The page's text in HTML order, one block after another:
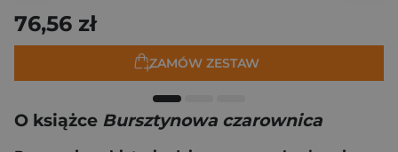
76,56 zł
ZAMÓW ZESTAW
O książce Bursztynowa czarownica